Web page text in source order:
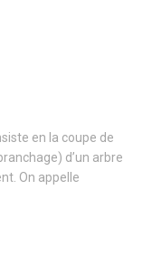
en la coupe de
d’un arbre
On appelle